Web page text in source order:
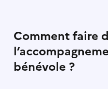
Comment faire
bénévole ?